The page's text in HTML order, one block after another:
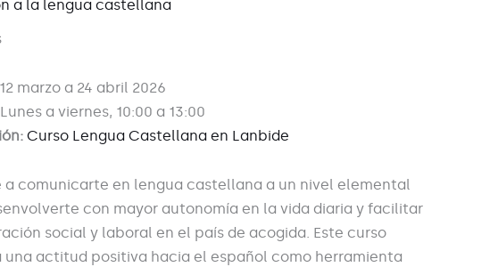
a la lengua castellana
12 marzo a 24 abril 2026
Lunes a viernes, 10:00 a 13:00
Curso Lengua Castellana en Lanbide
a comunicarte en lengua castellana a un nivel elemental
con mayor autonomía en la vida diaria y facilitar
social y laboral en el país de acogida. Este curso
una actitud positiva hacia el español como herramienta